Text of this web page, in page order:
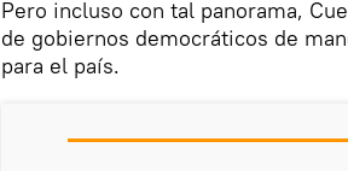
Pero incluso con tal panorama,
de gobiernos democráticos de
para el país.